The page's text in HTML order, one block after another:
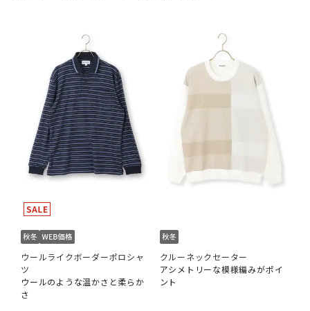
ウールライクボーダーポロシャ
ツ
ウールのような温かさと柔らか
さ
クルーネックセーター
アシメトリーな模様編みがポイ
ント